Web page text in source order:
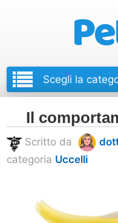
Il
Scritto da
categoria Uccelli